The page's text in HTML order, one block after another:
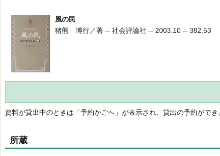
風の民
猪熊 博行／著 -- 社会評論社 -- 2003.10 -- 382.53
資料が貸出中のときは「予約かごへ」が表示され、貸出の予約ができ
所蔵